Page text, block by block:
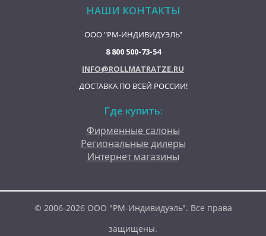
НАШИ КОНТАКТЫ
ООО "РМ-ИНДИВИДУЭЛЬ"
8 800 500-73-54
INFO@ROLLMATRATZE.RU
ДОСТАВКА ПО ВСЕЙ РОССИИ!
Где купить:
Фирменные салоны
Региональные дилеры
Интернет магазины
© 2006-2026 ООО "РМ-Индивидуэль". Все права
защищены.